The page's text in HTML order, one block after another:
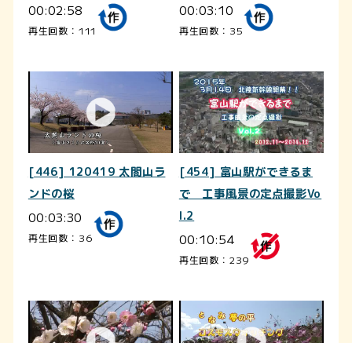
00:02:58
再生回数：111
00:03:10
再生回数：35
[446] 120419 太閤山ラ
ンドの桜
00:03:30
再生回数：36
[454] 富山駅ができるま
で 工事風景の定点撮影Vo
l.2
00:10:54
再生回数：239